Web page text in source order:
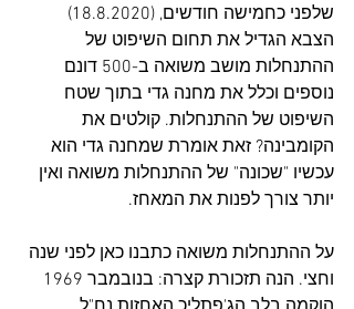
שלפני כחמישה חודשים, (18.8.2020)
הצבא הגדיל את תחום השיפוט של
ההתנחלות מושב משואה ב-500 דונם
נוספים וכלל את מחנה גדי בתוך שטח
השיפוט של ההתנחלות. קולטים את
הקומבינה? זאת אומרת שמחנה גדי הוא
עכשיו "שכונה" של ההתנחלות משואה ואין
יותר צורך לפנות את המאחז.
על ההתנחלות משואה כתבנו כאן לפני שנה